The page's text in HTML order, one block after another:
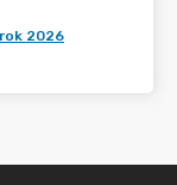
2026